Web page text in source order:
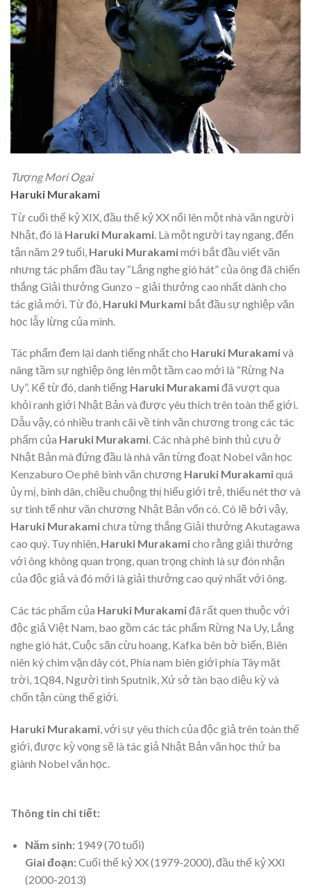
Tượng Mori Ogai
Haruki Murakami
Từ cuối thế kỷ XIX, đầu thế kỷ XX nổi lên một nhà văn người
Nhật, đó là Haruki Murakami . Là một người tay ngang, đến
tận năm 29 tuổi, Haruki Murakamimới bắt đầu viết văn
nhưng tác phẩm đầu tay “Lắng nghe gió hát” của ông đã chiến
thắng Giải thưởng Gunzo – giải thưởng cao nhất dành cho
tác giả mới. Từ đó, Haruki Murkami bắt đầu sự nghiệp văn
học lẫy lừng của mình.
Tác phẩm đem lại danh tiếng nhất cho Haruki Murakamivà
nâng tầm sự nghiệp ông lên một tầm cao mới là “Rừng Na
Uy”. Kể từ đó, danh tiếng Haruki Murakamiđã vượt qua
khỏi ranh giới Nhật Bản và được yêu thích trên toàn thế giới.
Dẫu vậy, có nhiều tranh cãi về tính văn chương trong các tác
phẩm của Haruki Murakami. Các nhà phê bình thủ cựu ở
Nhật Bản mà đứng đầu là nhà văn từng đoạt Nobel văn học
Kenzaburo Oe phê bình văn chương Haruki Murakamiquá
ủy mị, bình dân, chiều chuộng thị hiếu giới trẻ, thiếu nét thơ và
sự tinh tế như văn chương Nhật Bản vốn có. Có lẽ bởi vậy,
Haruki Murakamichưa từng thắng Giải thưởng Akutagawa
cao quý. Tuy nhiên, Haruki Murakamicho rằng giải thưởng
với ông không quan trọng, quan trọng chính là sự đón nhận
của độc giả và đó mới là giải thưởng cao quý nhất với ông.
Các tác phẩm của Haruki Murakamiđã rất quen thuộc với
độc giả Việt Nam, bao gồm các tác phẩm Rừng Na Uy, Lắng
nghe gió hát, Cuộc săn cừu hoang, Kafka bên bờ biển, Biên
niên ký chim vặn dây cót, Phía nam biên giới phía Tây mặt
trời, 1Q84, Người tình Sputnik, Xứ sở tàn bạo diệu kỳ và
chốn tận cùng thế giới.
Haruki Murakami, với sự yêu thích của độc giả trên toàn thế
giới, được kỳ vọng sẽ là tác giả Nhật Bản văn học thứ ba
giành Nobel văn học.
Thông tin chi tiết:
Năm sinh:1949 (70 tuổi)
Giai đoạn:Cuối thế kỷ XX (1979-2000), đầu thế kỷ XXI
(2000-2013)